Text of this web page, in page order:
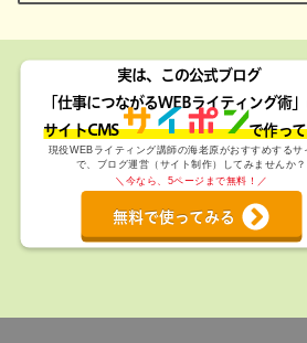
実は、この公式ブログ
「仕事につながるWEBライティング術
サイトCMS で作って
現役WEBライティング講師の海老原がおすすめするサ
で、ブログ運営（サイト制作）してみませんか？
＼今なら、5ページまで無料！／
無料で使ってみる